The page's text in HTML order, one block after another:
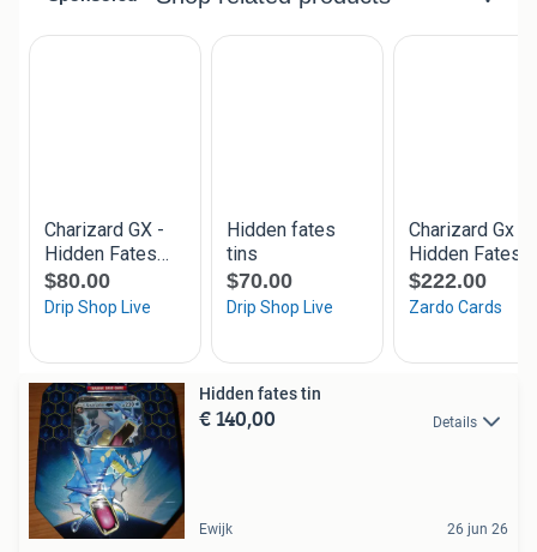
Hidden fates tin
€ 140,00 Details
Ewijk 26 jun 26